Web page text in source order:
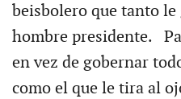
beisbolero que tanto
hombre presidente.
en vez de gobernar
como el que le tira al